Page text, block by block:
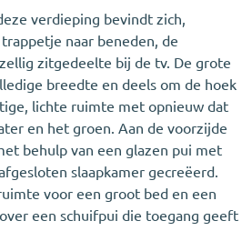
verdieping bevindt zich,
naar beneden, de
zitgedeelte bij de tv. De grote
breedte en deels om de hoek
lichte ruimte met opnieuw dat
en het groen. Aan de voorzijde
behulp van een glazen pui met
slaapkamer gecreëerd.
voor een groot bed en een
een schuifpui die toegang geeft